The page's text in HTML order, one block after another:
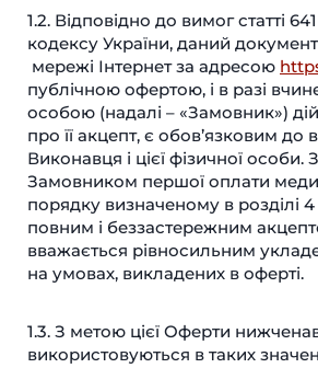
1.2. Відповідно до вимог статті
кодексу України, даний
мережі Інтернет за адресою
публічною офертою, і в разі
особою (надалі – «Замовник»)
про її акцепт, є обов’язковим до
Виконавця і цієї фізичної особи.
Замовником першої оплати
порядку визначеному в розділі
повним і беззастережним
вважається рівносильним
на умовах, викладених в оферті.
1.3. З метою цієї Оферти
використовуються в таких